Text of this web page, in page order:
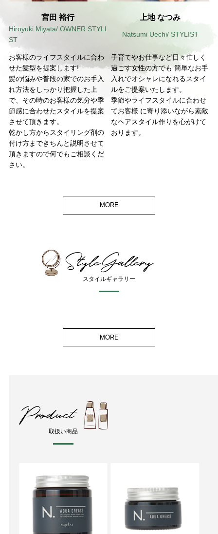
宮田 裕行
Hiroyuki Miyata/ OWNER STYLI
ST
お客様のライフスタイルに合わ
せた髪型を提案します!
髪の悩みや普段の家でのお手入
れ方法をしっかり把握した上
で、その時のお客様の気分や季
節感に合わせたスタイルを提案
させて頂きます。
乾かし方からスタイリング剤の
付け方まできちんと説明させて
頂きますので何でもご相談くだ
さい。
上地 なつみ
Natsumi Uechi/ STYLIST
子育てやお仕事など日々忙しく
過ごす女性の方でも 簡単なお手
入れでオシャレになれるスタイ
ルをご提案いたします。
季節やライフスタイルに合わせ
てお客様 に寄り添いながら素敵
なヘアスタイル作りを心がけて
おります。
MORE
StyleGallery
スタイルギャラリー
MORE
Product
取扱い商品